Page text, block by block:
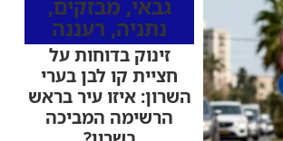
גבאי, מבזקים,
נתניה, רעננה
זינוק בדוחות על
חציית קו לבן בערי
השרון: איזו עיר בראש
הרשימה המביכה